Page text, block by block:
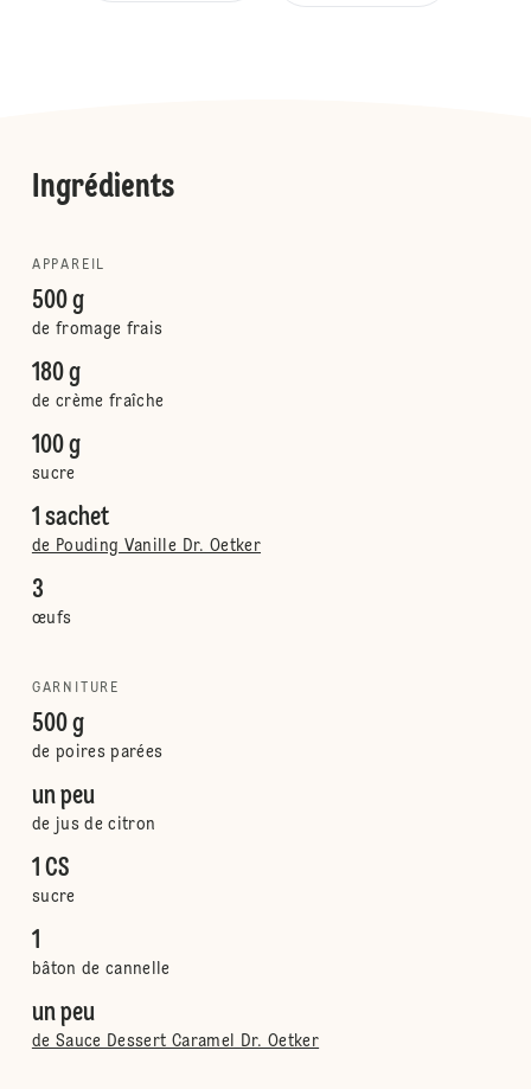
Ingrédients
APPAREIL
500 g
de fromage frais
180 g
de crème fraîche
100 g
sucre
1 sachet
de Pouding Vanille Dr. Oetker
3
œufs
GARNITURE
500 g
de poires parées
un peu
de jus de citron
1 CS
sucre
1
bâton de cannelle
un peu
de Sauce Dessert Caramel Dr. Oetker